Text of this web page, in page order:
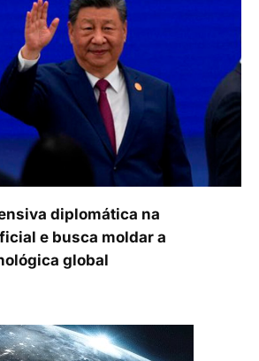
diplomática na
e busca moldar a
global